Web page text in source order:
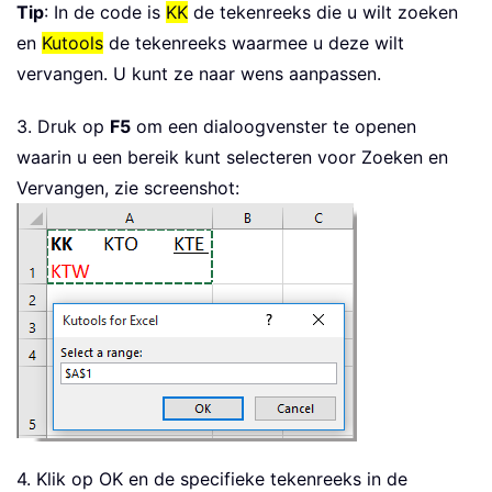
If ActiveWindow.RangeSelection
Else
      xTxt
= ActiveSheet. UsedRange
End If
Set
xRg Application
If
xRg Is
Call CharactersReplace
End Sub
Tip: In de code is KK de tekenreeks die u wilt zoeken
en Kutools de tekenreeks waarmee u deze wilt
vervangen. U kunt ze naar wens aanpassen.
3. Druk op F5 om een dialoogvenster te openen
waarin u een bereik kunt selecteren voor Zoeken en
Vervangen, zie screenshot:
4. Klik op OK en de specifieke tekenreeks in de